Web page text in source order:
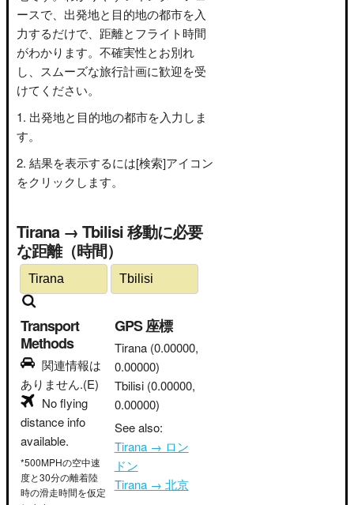
ースで、出発地と目的地の都市を入
力するだけで、距離とフライト時間
がわかります。不確実性とお別れ
し、スムーズな旅行計画に歓迎を受
けてください。
出発地と目的地の都市を入力しま
す。
結果を表示するには[検索]アイコン
をクリックします。
Tirana → Tbilisi 移動に必要
な距離（時間）
Transport
Methods
関連情報は
ありません.(E)
No flying
distance info
available.
*500MPHの空中速
度と30分の離着陸
時の滑走時間を仮定
GPS 座標
Tirana (0.00000,
0.00000)
Tbilisi (0.00000,
0.00000)
See also:
Tirana → ロン
ドン
Tirana → 北京